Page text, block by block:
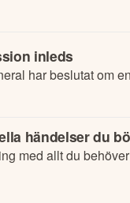
inleds
har beslutat om
händelser du
med allt du